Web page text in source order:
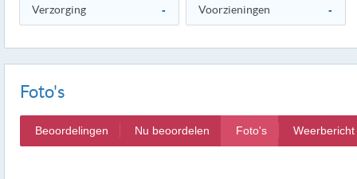
Verzorging - Voorzieningen -
Foto's
Beoordelingen Nu beoordelen Foto's Weerbericht